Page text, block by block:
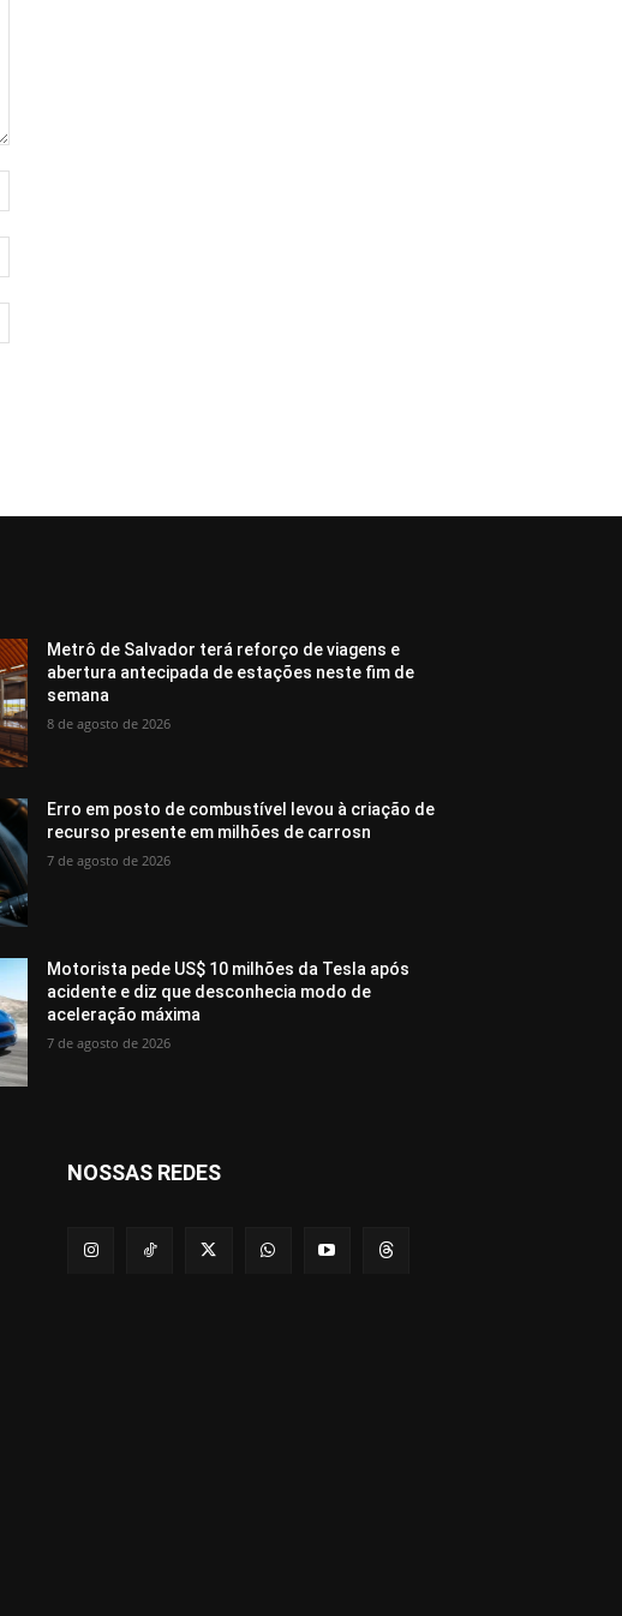
Metrô de Salvador terá reforço de viagens e
abertura antecipada de estações neste fim de
semana
8 de agosto de 2026
Erro em posto de combustível levou à criação de
recurso presente em milhões de carrosn
7 de agosto de 2026
Motorista pede US$ 10 milhões da Tesla após
acidente e diz que desconhecia modo de
aceleração máxima
7 de agosto de 2026
NOSSAS REDES